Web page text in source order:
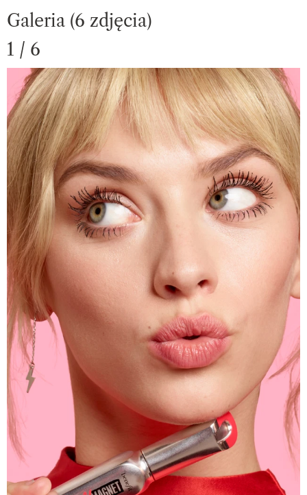
Galeria (6 zdjęcia)
1 / 6